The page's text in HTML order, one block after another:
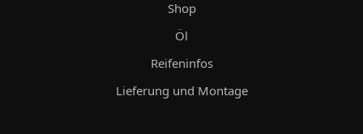
Shop
Öl
Reifeninfos
Lieferung und Montage